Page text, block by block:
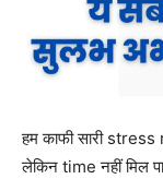
हम काफी सारी
लेकिन time नहीं मिल